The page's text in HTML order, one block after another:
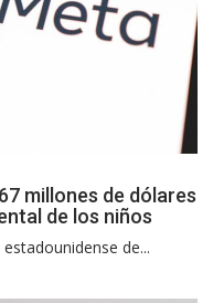
millones de dólares
de los niños
de...